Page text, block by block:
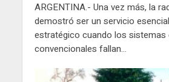
ARGENTINA.- Una vez más, la
demostró ser un servicio
estratégico cuando los sistemas
convencionales fallan...